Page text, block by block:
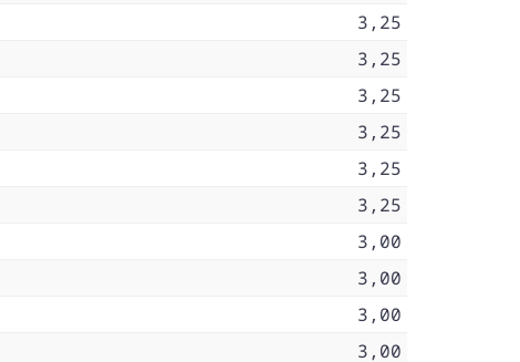
3,25
3,25
3,25
3,25
3,25
3,25
3,00
3,00
3,00
3,00